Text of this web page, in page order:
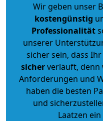
Wir geben unser
kostengünstig
Professionalität
unserer
sicher sein, dass
sicherverläuft, denn
Anforderungen und
haben die besten
und
Laatzen